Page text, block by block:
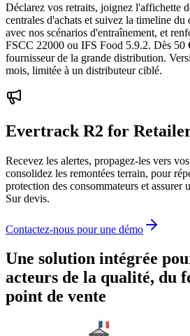
Déclarez vos retraits, joignez l'affichette
centrales d'achats et suivez la timeline du
avec nos scénarios d'entraînement, et
FSCC 22000 ou IFS Food 5.9.2. Dès 50
fournisseur de la grande distribution.
mois, limitée à un distributeur ciblé.
Evertrack R2 for
Recevez les alertes, propagez-les vers
consolidez les remontées terrain, pour
protection des consommateurs et assurer
Sur devis.
Contactez-nous pour une démo
Une solution intégrée
acteurs de la qualité, du
point de vente